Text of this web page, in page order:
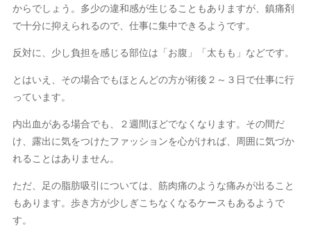
からでしょう。多少の違和感が生じることもありますが、鎮痛剤
で十分に抑えられるので、仕事に集中できるようです。
反対に、少し負担を感じる部位は「お腹」「太もも」などです。
とはいえ、その場合でもほとんどの方が術後２～３日で仕事に行
っています。
内出血がある場合でも、２週間ほどでなくなります。その間だ
け、露出に気をつけたファッションを心がければ、周囲に気づか
れることはありません。
ただ、足の脂肪吸引については、筋肉痛のような痛みが出ること
もあります。歩き方が少しぎこちなくなるケースもあるようで
す。